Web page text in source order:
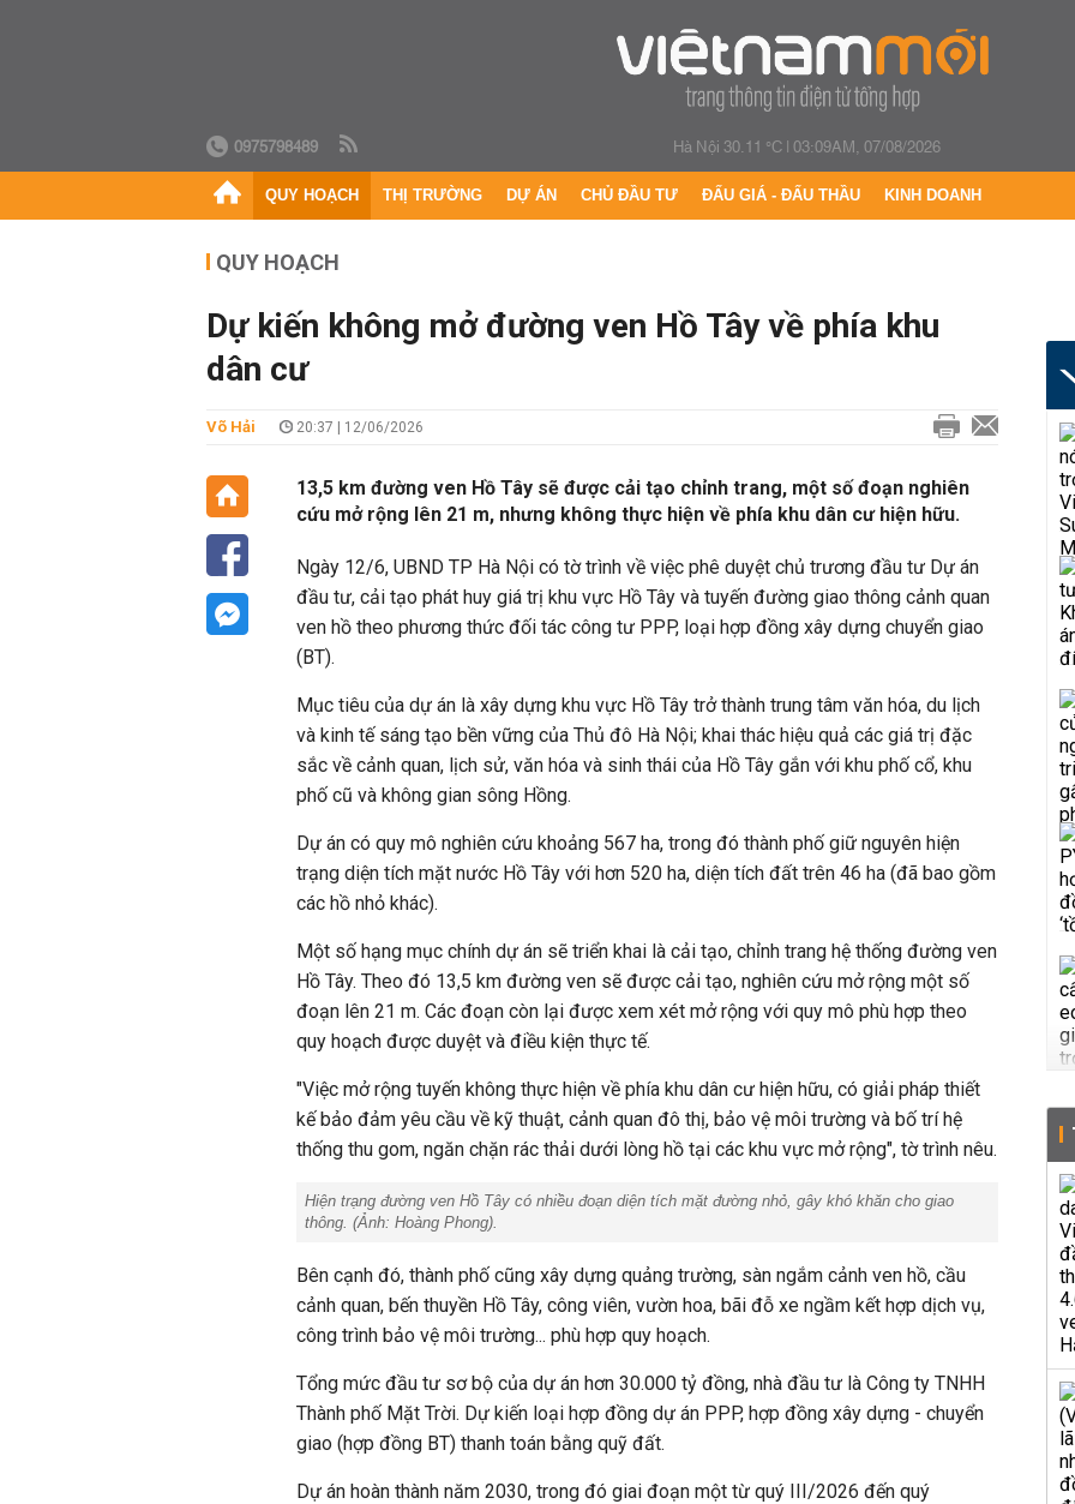
0975798489 Hà Nội 30.11 °C|03:09AM, 07/08/2026
QUY HOẠCH THỊ TRƯỜNG DỰ ÁN CHỦ ĐẦU TƯ ĐẤU GIÁ - ĐẤU THẦU KINH DOANH
QUY HOẠCH
Dự kiến không mở đường ven Hồ Tây về phía khu
dân cư
Võ Hải 20:37 | 12/06/2026
13,5 km đường ven Hồ Tây sẽ được cải tạo chỉnh trang, một số đoạn nghiên
cứu mở rộng lên 21 m, nhưng không thực hiện về phía khu dân cư hiện hữu.
Ngày 12/6, UBND TP Hà Nội có tờ trình về việc phê duyệt chủ trương đầu tư Dự án
đầu tư, cải tạo phát huy giá trị khu vực Hồ Tây và tuyến đường giao thông cảnh quan
ven hồ theo phương thức đối tác công tư PPP, loại hợp đồng xây dựng chuyển giao
(BT).
Mục tiêu của dự án là xây dựng khu vực Hồ Tây trở thành trung tâm văn hóa, du lịch
và kinh tế sáng tạo bền vững của Thủ đô Hà Nội; khai thác hiệu quả các giá trị đặc
sắc về cảnh quan, lịch sử, văn hóa và sinh thái của Hồ Tây gắn với khu phố cổ, khu
phố cũ và không gian sông Hồng.
Dự án có quy mô nghiên cứu khoảng 567 ha, trong đó thành phố giữ nguyên hiện
trạng diện tích mặt nước Hồ Tây với hơn 520 ha, diện tích đất trên 46 ha (đã bao gồm
các hồ nhỏ khác).
Một số hạng mục chính dự án sẽ triển khai là cải tạo, chỉnh trang hệ thống đường ven
Hồ Tây. Theo đó 13,5 km đường ven sẽ được cải tạo, nghiên cứu mở rộng một số
đoạn lên 21 m. Các đoạn còn lại được xem xét mở rộng với quy mô phù hợp theo
quy hoạch được duyệt và điều kiện thực tế.
"Việc mở rộng tuyến không thực hiện về phía khu dân cư hiện hữu, có giải pháp thiết
kế bảo đảm yêu cầu về kỹ thuật, cảnh quan đô thị, bảo vệ môi trường và bố trí hệ
thống thu gom, ngăn chặn rác thải dưới lòng hồ tại các khu vực mở rộng", tờ trình nêu.
Hiện trạng đường ven Hồ Tây có nhiều đoạn diện tích mặt đường nhỏ, gây khó khăn cho giao
thông. (Ảnh: Hoàng Phong).
Bên cạnh đó, thành phố cũng xây dựng quảng trường, sàn ngắm cảnh ven hồ, cầu
cảnh quan, bến thuyền Hồ Tây, công viên, vườn hoa, bãi đỗ xe ngầm kết hợp dịch vụ,
công trình bảo vệ môi trường... phù hợp quy hoạch.
Tổng mức đầu tư sơ bộ của dự án hơn 30.000 tỷ đồng, nhà đầu tư là Công ty TNHH
Thành phố Mặt Trời. Dự kiến loại hợp đồng dự án PPP, hợp đồng xây dựng - chuyển
giao (hợp đồng BT) thanh toán bằng quỹ đất.
Dự án hoàn thành năm 2030, trong đó giai đoạn một từ quý III/2026 đến quý